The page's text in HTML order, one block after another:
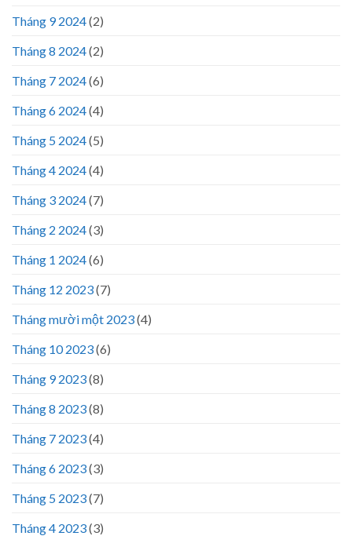
Tháng 9 2024(2)
Tháng 8 2024(2)
Tháng 7 2024(6)
Tháng 6 2024(4)
Tháng 5 2024(5)
Tháng 4 2024(4)
Tháng 3 2024(7)
Tháng 2 2024(3)
Tháng 1 2024(6)
Tháng 12 2023(7)
Tháng mười một 2023(4)
Tháng 10 2023(6)
Tháng 9 2023(8)
Tháng 8 2023(8)
Tháng 7 2023(4)
Tháng 6 2023(3)
Tháng 5 2023(7)
Tháng 4 2023(3)